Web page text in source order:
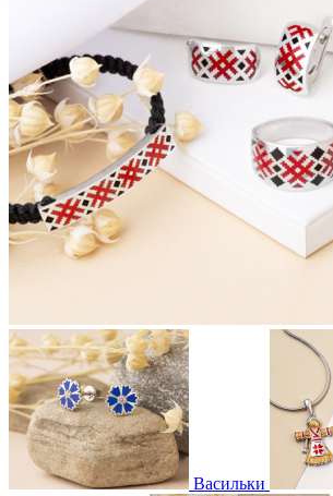
Васильки